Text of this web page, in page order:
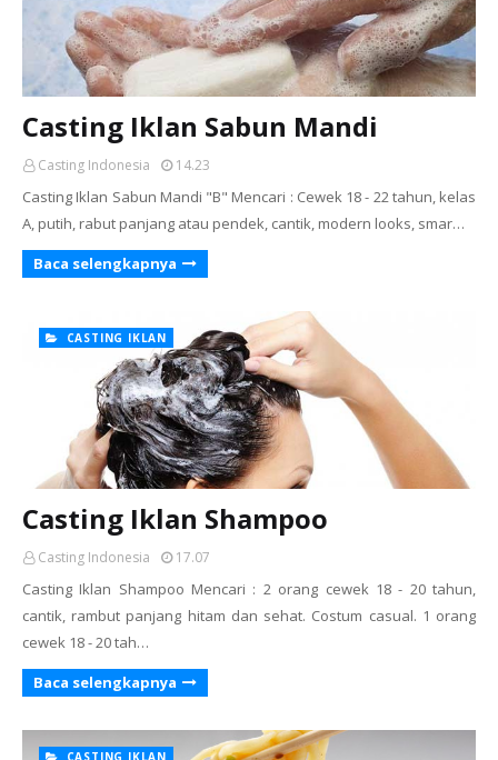
Casting Iklan Sabun Mandi
Casting Indonesia 14.23
Casting Iklan Sabun Mandi "B" Mencari : Cewek 18 - 22 tahun, kelas
A, putih, rabut panjang atau pendek, cantik, modern looks, smar…
Baca selengkapnya
CASTING IKLAN
Casting Iklan Shampoo
Casting Indonesia 17.07
Casting Iklan Shampoo Mencari : 2 orang cewek 18 - 20 tahun,
cantik, rambut panjang hitam dan sehat. Costum casual. 1 orang
cewek 18 - 20 tah…
Baca selengkapnya
CASTING IKLAN